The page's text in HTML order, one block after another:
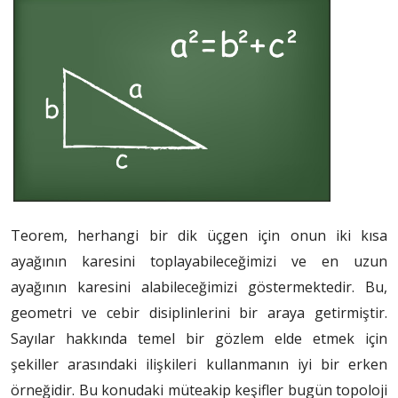
Teorem, herhangi bir dik üçgen için onun iki kısa
ayağının karesini toplayabileceğimizi ve en uzun
ayağının karesini alabileceğimizi göstermektedir. Bu,
geometri ve cebir disiplinlerini bir araya getirmiştir.
Sayılar hakkında temel bir gözlem elde etmek için
şekiller arasındaki ilişkileri kullanmanın iyi bir erken
örneğidir. Bu konudaki müteakip keşifler bugün topoloji